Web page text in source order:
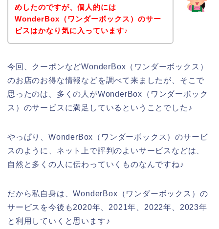
めしたのですが、個人的には
WonderBox（ワンダーボックス）のサー
ビスはかなり気に入っています♪
今回、クーポンなどWonderBox（ワンダーボックス）
のお店のお得な情報などを調べて来ましたが、そこで
思ったのは、多くの人がWonderBox（ワンダーボック
ス）のサービスに満足しているということでした♪
やっぱり、WonderBox（ワンダーボックス）のサービ
スのように、ネット上で評判のよいサービスなどは、
自然と多くの人に伝わっていくものなんですね♪
だから私自身は、WonderBox（ワンダーボックス）の
サービスを今後も2020年、2021年、2022年、2023年
と利用していくと思います♪